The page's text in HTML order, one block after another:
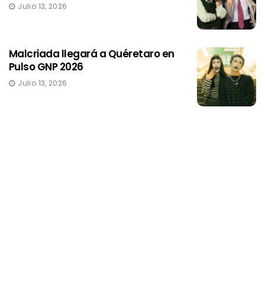
Julio 13, 2026
Malcriada llegará a Quéretaro en
Pulso GNP 2026
Julio 13, 2026